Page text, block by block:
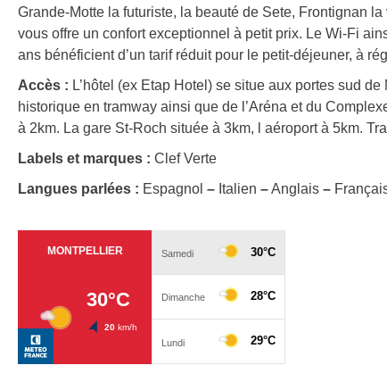
Grande-Motte la futuriste, la beauté de Sete, Frontignan
vous offre un confort exceptionnel à petit prix. Le Wi-Fi
ans bénéficient d’un tarif réduit pour le petit-déjeuner, à
Accès : L’hôtel (ex Etap Hotel) se situe aux portes sud
historique en tramway ainsi que de l’Aréna et du
à 2km. La gare St-Roch située à 3km, l aéroport à 5km.
Labels et marques : Clef Verte
Langues parlées : Espagnol – Italien –Anglais –